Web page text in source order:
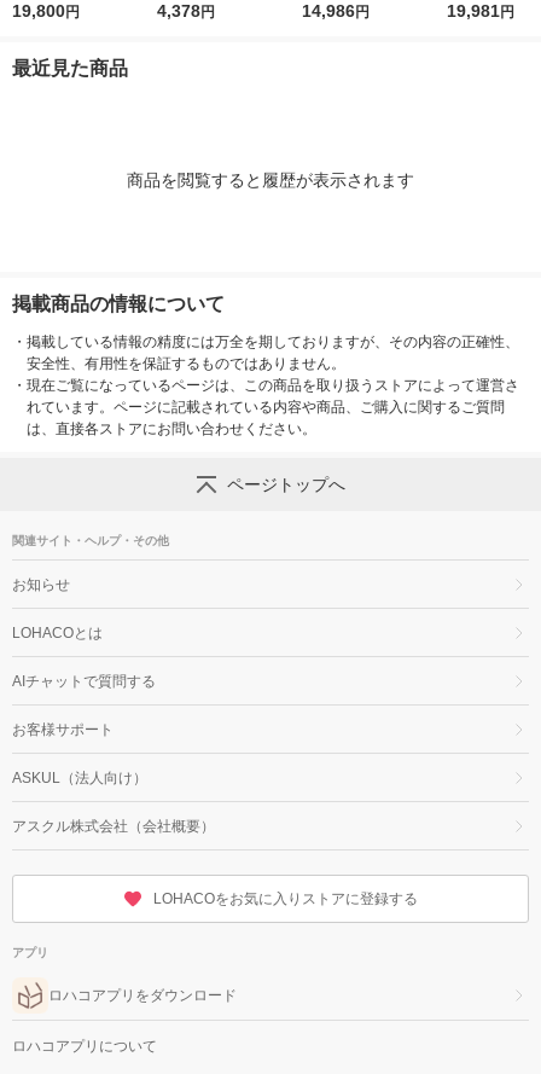
スマートドライヤー
19,800円
イロン パールシャン
4,378円
シャー ドルツ 白 EW-
14,986円
M-P 1台
19,981円
最近見た商品
商品を閲覧すると履歴が表示されます
掲載商品の情報について
・ 掲載している情報の精度には万全を期しておりますが、その内容の正確性、
安全性、有用性を保証するものではありません。
・ 現在ご覧になっているページは、この商品を取り扱うストアによって運営さ
れています。ページに記載されている内容や商品、ご購入に関するご質問
は、直接各ストアにお問い合わせください。
ページトップへ
関連サイト・ヘルプ・その他
お知らせ
LOHACOとは
AIチャットで質問する
お客様サポート
ASKUL（法人向け）
アスクル株式会社（会社概要）
LOHACOをお気に入りストアに登録する
アプリ
ロハコアプリをダウンロード
ロハコアプリについて